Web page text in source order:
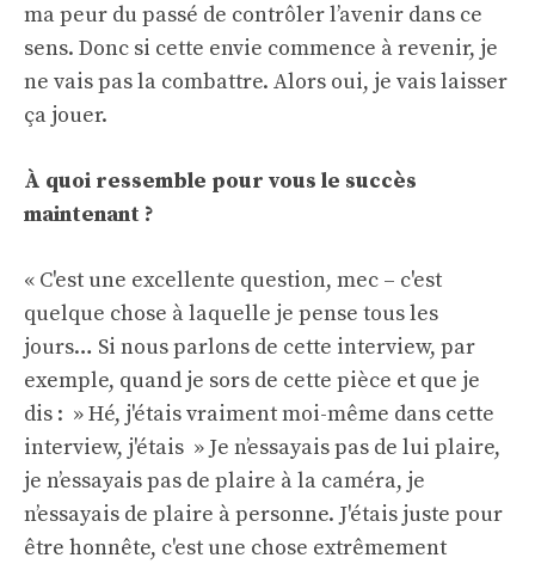
ma peur du passé de contrôler l’avenir dans ce
sens. Donc si cette envie commence à revenir, je
ne vais pas la combattre. Alors oui, je vais laisser
ça jouer.
À quoi ressemble pour vous le succès
maintenant ?
« C'est une excellente question, mec – c'est
quelque chose à laquelle je pense tous les
jours… Si nous parlons de cette interview, par
exemple, quand je sors de cette pièce et que je
dis : » Hé, j'étais vraiment moi-même dans cette
interview, j'étais » Je n’essayais pas de lui plaire,
je n’essayais pas de plaire à la caméra, je
n’essayais de plaire à personne. J'étais juste pour
être honnête, c'est une chose extrêmement